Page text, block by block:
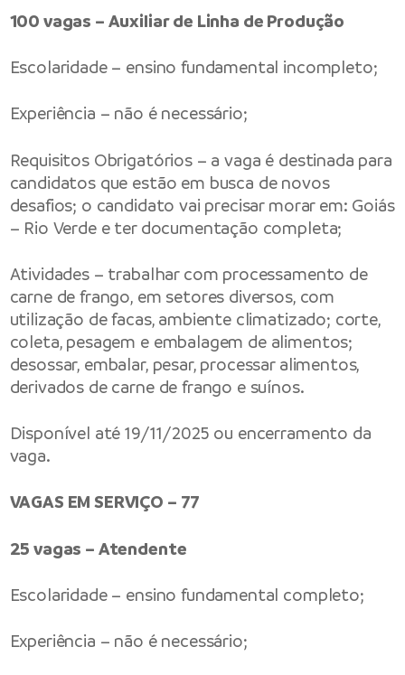
100 vagas – Auxiliar de Linha de Produção
Escolaridade – ensino fundamental incompleto;
Experiência – não é necessário;
Requisitos Obrigatórios – a vaga é destinada para
candidatos que estão em busca de novos
desafios; o candidato vai precisar morar em: Goiás
– Rio Verde e ter documentação completa;
Atividades – trabalhar com processamento de
carne de frango, em setores diversos, com
utilização de facas, ambiente climatizado; corte,
coleta, pesagem e embalagem de alimentos;
desossar, embalar, pesar, processar alimentos,
derivados de carne de frango e suínos.
Disponível até 19/11/2025 ou encerramento da
vaga.
VAGAS EM SERVIÇO – 77
25 vagas – Atendente
Escolaridade – ensino fundamental completo;
Experiência – não é necessário;